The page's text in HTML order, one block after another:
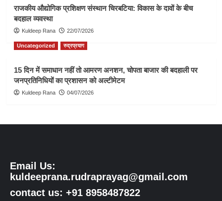
राजकीय औद्योगिक प्रशिक्षण संस्थान चिरबटिया: विकास के दावों के बीच
बदहाल व्यवस्था
Kuldeep Rana 22/07/2026
Uncategorized रुद्रप्रयाग
15 दिन में समाधान नहीं तो आमरण अनशन, चोपता बाजार की बदहाली पर
जनप्रतिनिधियों का प्रशासन को अल्टीमेटम
Kuldeep Rana 04/07/2026
Email Us:
kuldeeprana.rudraprayag@gmail.com
contact us: +91 8958487822